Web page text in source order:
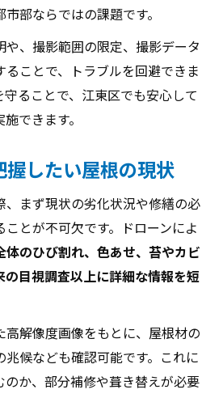
部ならではの課題です。
、撮影範囲の限定、撮影データ
ことで、トラブルを回避できま
ることで、江東区でも安心して
できます。
したい屋根の現状
、まず現状の劣化状況や修繕の必
とが不可欠です。ドローンによ
体のひび割れ、色あせ、苔やカビ
の目視調査以上に詳細な情報を短
高解像度画像をもとに、屋根材の
候なども確認可能です。これに
のか、部分補修や葺き替えが必要